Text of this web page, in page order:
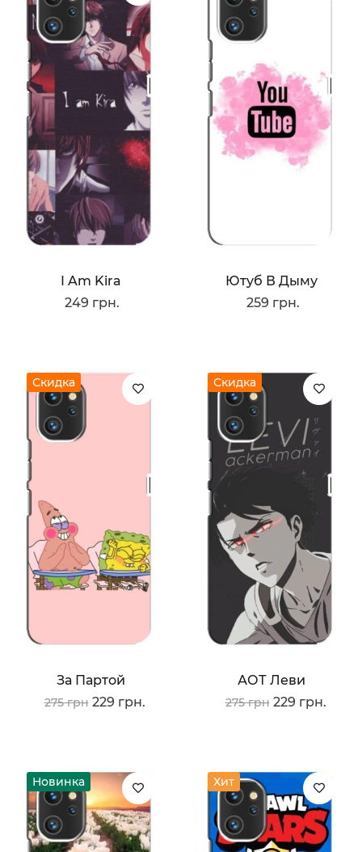
I Am Kira
249 грн.
Ютуб В Дыму
259 грн.
Скидка
За Партой
275 грн 229 грн.
Скидка
АОТ Леви
275 грн 229 грн.
Новинка Хит